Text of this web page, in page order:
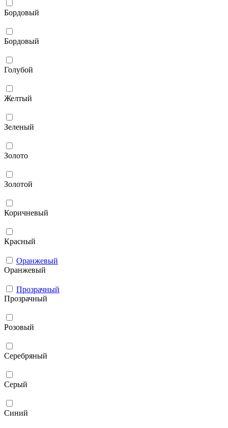
Бордовый
Бордовый
Голубой
Желтый
Зеленый
Золото
Золотой
Коричневый
Красный
Оранжевый
Оранжевый
Прозрачный
Прозрачный
Розовый
Серебряный
Серый
Синий